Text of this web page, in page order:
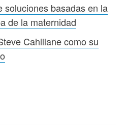
soluciones basadas en la
de la maternidad
Cahillane como su